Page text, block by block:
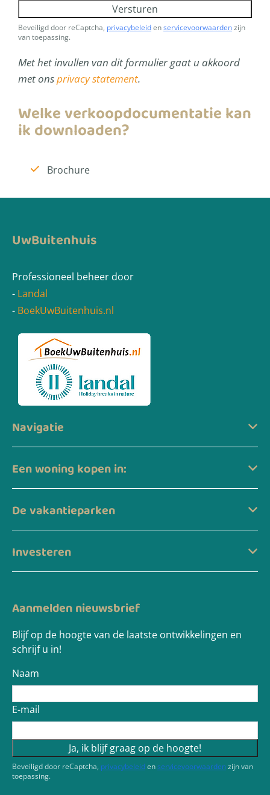
Versturen
Beveiligd door reCaptcha, privacybeleidenservicevoorwaardenzijn
van toepassing.
Met het invullen van dit formulier gaat u akkoord
met onsprivacy statement.
Welke verkoopdocumentatie kan
ik downloaden?
Brochure
UwBuitenhuis
Professioneel beheer door
- Landal
- BoekUwBuitenhuis.nl
Navigatie
Een woning kopen in:
De vakantieparken
Investeren
Aanmelden nieuwsbrief
Blijf op de hoogte van de laatste ontwikkelingen en
schrijf u in!
Naam
E-mail
Ja, ik blijf graag op de hoogte!
Beveiligd door reCaptcha, privacybeleidenservicevoorwaardenzijn van
toepassing.